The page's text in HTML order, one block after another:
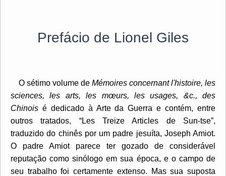
Prefácio de Lionel Giles
O sétimo volume de Mémoires concernant l'histoire, les
sciences, les arts, les mœurs, les usages, &c., des
Chinois é dedicado à Arte da Guerra e contém, entre
outros tratados, “Les Treize Articles de Sun-tse”,
traduzido do chinês por um padre jesuíta, Joseph Amiot.
O padre Amiot parece ter gozado de considerável
reputação como sinólogo em sua época, e o campo de
seu trabalho foi certamente extenso. Mas sua suposta